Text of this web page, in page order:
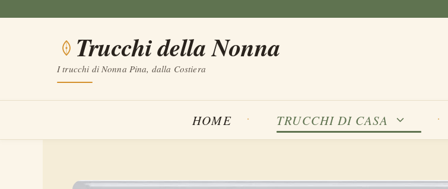
contenuto
Trucchi della Nonna
I trucchi di Nonna Pina, dalla Costiera
HOME TRUCCHI DI CASA